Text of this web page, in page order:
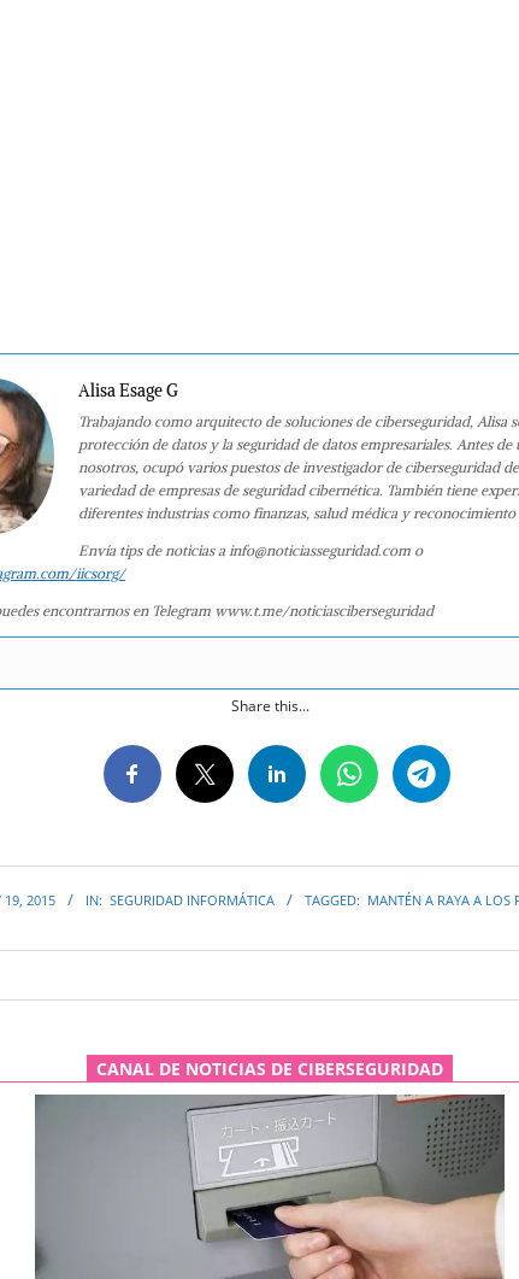
Alisa Esage G
Trabajando como arquitecto de soluciones de ciberseguridad, Alisa
protección de datos y la seguridad de datos empresariales. Antes de
nosotros, ocupó varios puestos de investigador de ciberseguridad
variedad de empresas de seguridad cibernética. También tiene
diferentes industrias como finanzas, salud médica y reconocimiento
Envía tips de noticias a info@noticiasseguridad.com o
iicsorg/
encontrarnos en Telegram www.t.me/noticiasciberseguridad
Share this...
19, 2015 IN: SEGURIDAD INFORMÁTICA TAGGED: MANTÉN A RAYA A LOS
CANAL DE NOTICIAS DE CIBERSEGURIDAD